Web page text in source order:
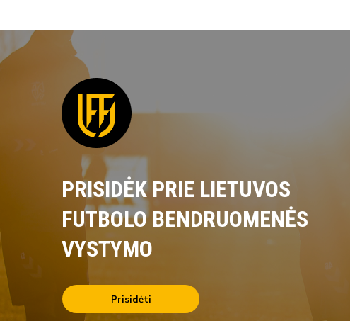
PRISIDĖK PRIE LIETUVOS
FUTBOLO BENDRUOMENĖS
VYSTYMO
Prisidėti